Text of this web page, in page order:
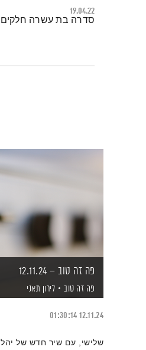
19.04.22
תמצית הפודקאסט
סדרה בת עשרה חלקים,
פה זה טוב – 12.11.24
פה זה טוב לירון תאני
12.11.24
01:30:14
שלישי, עם שיר חדש של